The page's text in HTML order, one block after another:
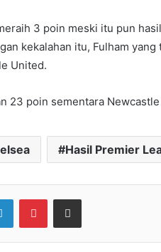
3 poin meski itu pun
kekalahan itu, Fulham
United.
23 poin sementara
Hasil Premier
LinkedInPinterestShare via Email